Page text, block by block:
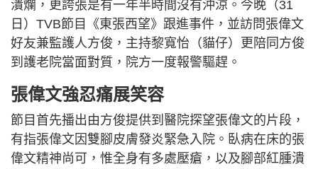
潰爛，更誇張是有一年半時間沒有沖涼。今晚（31
日）TVB節目《東張西望》跟進事件，並訪問張偉文
好友兼監護人方俊，主持黎寬怡（貓仔）更陪同方俊
到護老院當面對質，院方一度報警驅趕。
張偉文強忍痛展笑容
節目首先播出由方俊提供到醫院探望張偉文的片段，
有指張偉文因雙腳皮膚發炎緊急入院。臥病在床的張
偉文精神尚可，惟全身有多處壓瘡，以及腳部紅腫潰